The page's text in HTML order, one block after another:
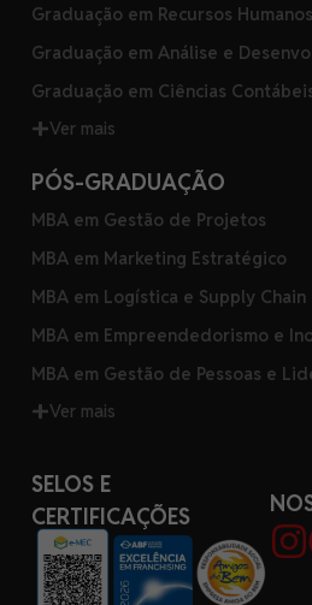
Graduação em Recursos Humanos
Graduação em Análise e
Graduação em Ciências
Ver mais
PÓS-GRADUAÇÃO
MBA em Gestão de Projetos
MBA em Marketing Estratégico
MBA em Logística e Supply Chain
MBA em Empreendedorismo e
MBA em Gestão de Pessoas e
Ver mais
SELOS E
CERTIFICAÇÕES